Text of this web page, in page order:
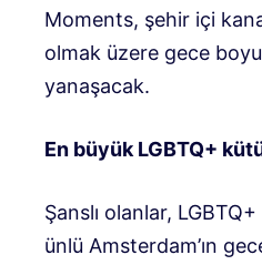
Moments, şehir içi
olmak üzere gece
yanaşacak.
En büyük LGBTQ+
Şanslı olanlar,
ünlü Amsterdam’ın